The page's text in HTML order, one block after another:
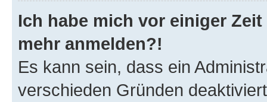
Ich habe mich vor einiger
mehr anmelden?!
Es kann sein, dass ein
verschieden Gründen